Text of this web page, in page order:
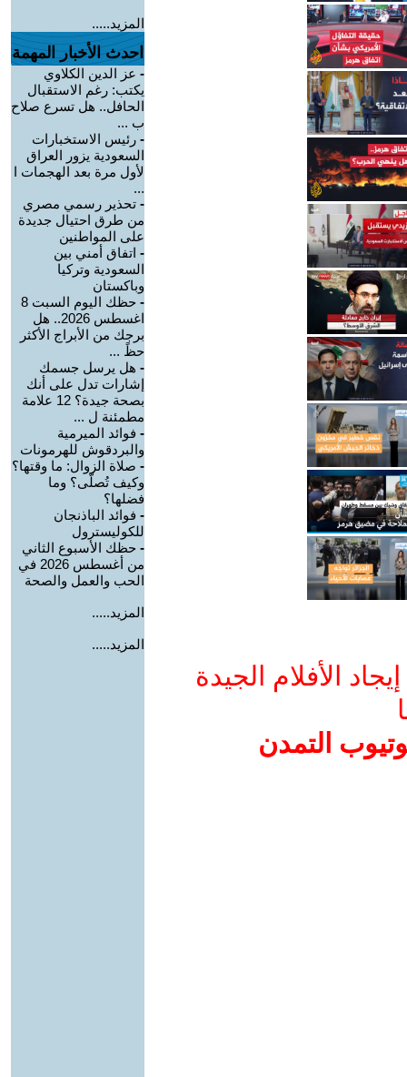
الأفلام الجيدة
التمدن
المزيد.....
احدث الأخبار المهمة
- عز الدين الكلاوي
يكتب: رغم الاستقبال
الحافل.. هل تسرع صلاح
ب ...
- رئيس الاستخبارات
السعودية يزور العراق
لأول مرة بعد الهجمات ا
...
- تحذير رسمي مصري
من طرق احتيال جديدة
على المواطنين
- اتفاق أمني بين
السعودية وتركيا
وباكستان
-
حظك اليوم السبت 8
اغسطس 2026.. هل
برجك من الأبراج الأكثر
حظً ...
- هل يرسل جسمك
إشارات تدل على أنك
بصحة جيدة؟ 12 علامة
مطمئنة ل ...
- فوائد الميرمية
والبردقوش للهرمونات
- صلاة الزوال: ما وقتها؟
وكيف تُصلّى؟ وما
فضلها؟
- فوائد الباذنجان
للكوليسترول
- حظك الأسبوع الثاني
من أغسطس 2026 في
الحب والعمل والصحة
المزيد.....
المزيد.....